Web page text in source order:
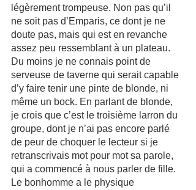
légèrement trompeuse. Non pas qu’il
ne soit pas d’Emparis, ce dont je ne
doute pas, mais qui est en revanche
assez peu ressemblant à un plateau.
Du moins je ne connais point de
serveuse de taverne qui serait capable
d’y faire tenir une pinte de blonde, ni
même un bock. En parlant de blonde,
je crois que c’est le troisième larron du
groupe, dont je n’ai pas encore parlé
de peur de choquer le lecteur si je
retranscrivais mot pour mot sa parole,
qui a commencé à nous parler de fille.
Le bonhomme a le physique